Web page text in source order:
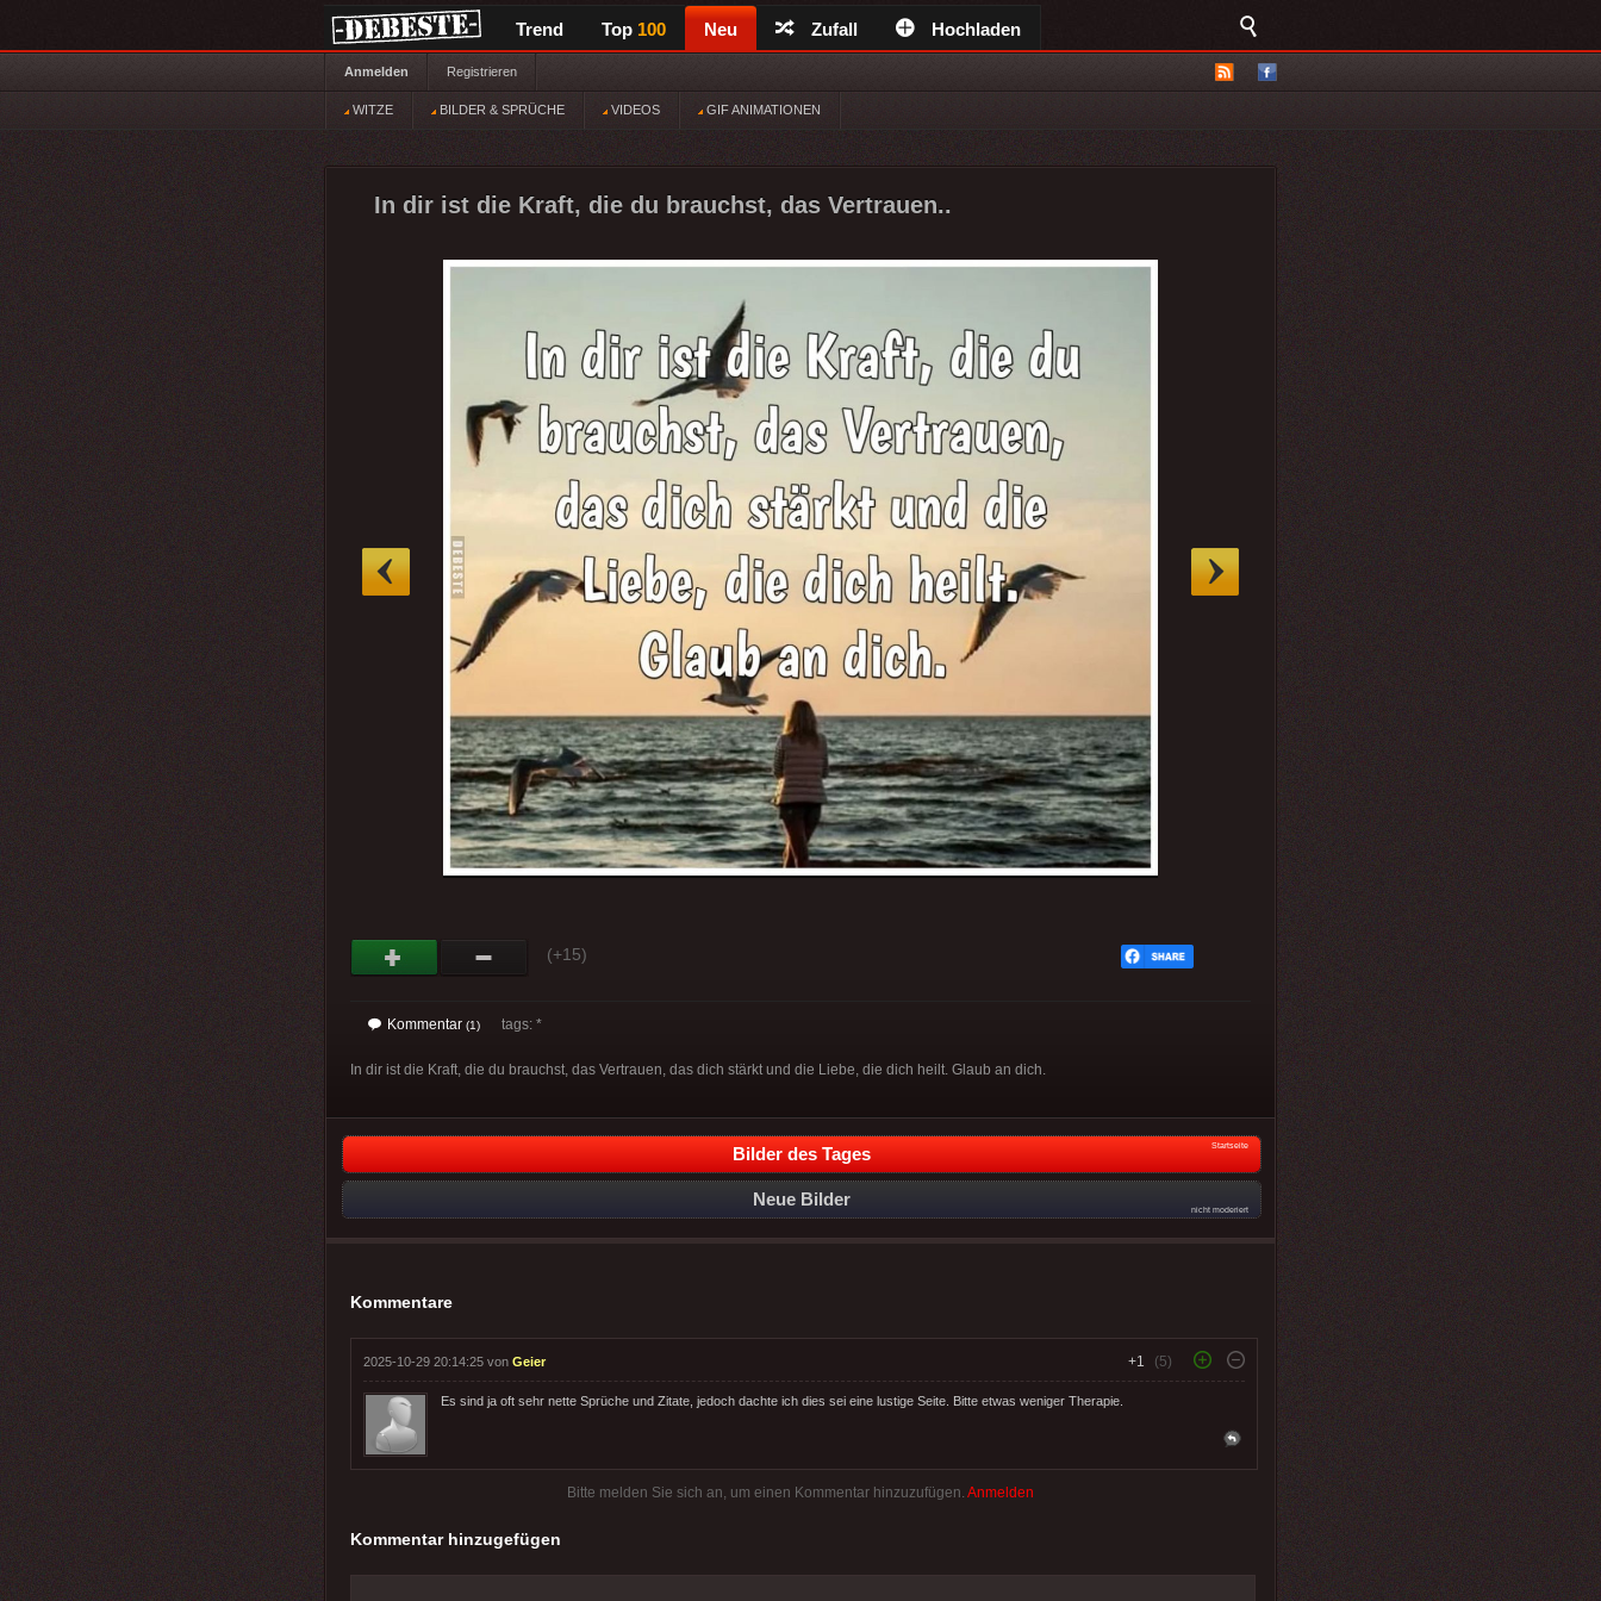
Trend Top 100 Neu Zufall Hochladen
Anmelden Registrieren
WITZE BILDER & SPRÜCHE VIDEOS GIF ANIMATIONEN
In dir ist die Kraft, die du brauchst, das Vertrauen..
(+15)
Kommentar (1) tags: *
In dir ist die Kraft, die du brauchst, das Vertrauen, das dich stärkt und die Liebe, die dich heilt. Glaub an dich.
Bilder des Tages Startseite
Neue Bilder
nicht moderiert
Kommentare
2025-10-29 20:14:25 von Geier +1 (5)
Es sind ja oft sehr nette Sprüche und Zitate, jedoch dachte ich dies sei eine lustige Seite. Bitte etwas weniger Therapie.
Bitte melden Sie sich an, um einen Kommentar hinzuzufügen. Anmelden
Kommentar hinzugefügen